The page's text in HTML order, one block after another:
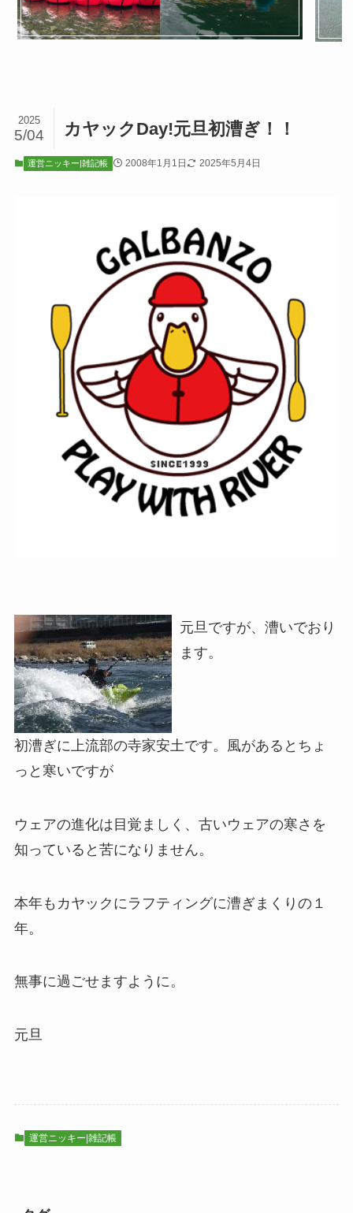
カヤックDay!元旦初漕ぎ！！
2025
5/04
運営ニッキー|雑記帳 2008年1月1日 2025年5月4日
元旦ですが、漕いでおり
ます。
初漕ぎに上流部の寺家安土です。風があるとちょ
っと寒いですが
ウェアの進化は目覚ましく、古いウェアの寒さを
知っていると苦になりません。
本年もカヤックにラフティングに漕ぎまくりの１
年。
無事に過ごせますように。
元旦
運営ニッキー|雑記帳